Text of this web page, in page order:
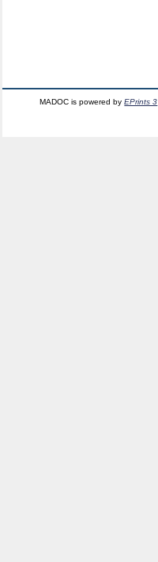
MADOC is powered byEPrints 3